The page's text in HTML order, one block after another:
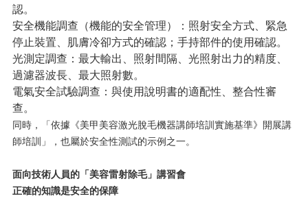
認。
安全機能調查（機能的安全管理）：照射安全方式、緊急
停止裝置、肌膚冷卻方式的確認；手持部件的使用確認。
光測定調查：最大輸出、照射間隔、光照射出力的精度、
過濾器波長、最大照射數。
電氣安全試驗調查：與使用說明書的適配性、整合性審
查。
同時，「依據《美甲美容激光脫毛機器講師培訓實施基準》開展講
師培訓」，也屬於安全性測試的示例之一。
面向技術人員的「美容雷射除毛」講習會
正確的知識是安全的保障